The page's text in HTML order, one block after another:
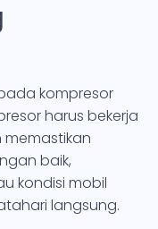
kompresor
harus bekerja
memastikan
baik,
kondisi mobil
langsung.